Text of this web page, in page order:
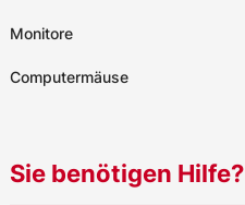
Monitore
Computermäuse
Sie benötigen Hilfe?